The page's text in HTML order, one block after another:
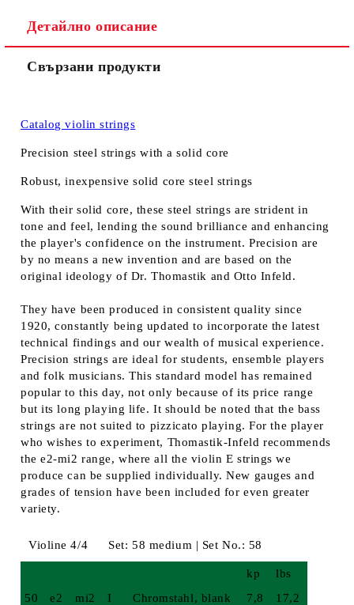
Детайлно описание
Свързани продукти
Catalog violin strings
Precision steel strings with a solid core
Robust, inexpensive solid core steel strings
With their solid core, these steel strings are strident in
tone and feel, lending the sound brilliance and enhancing
the player's confidence on the instrument. Precision are
by no means a new invention and are based on the
original ideology of Dr. Thomastik and Otto Infeld.
They have been produced in consistent quality since
1920, constantly being updated to incorporate the latest
technical findings and our wealth of musical experience.
Precision strings are ideal for students, ensemble players
and folk musicians. This standard model has remained
popular to this day, not only because of its price range
but its long playing life. It should be noted that the bass
strings are not suited to pizzicato playing. For the player
who wishes to experiment, Thomastik-Infeld recommends
the e2-mi2 range, where all the violin E strings we
produce can be supplied individually. New gauges and
grades of tension have been included for even greater
variety.
Violine 4/4 Set: 58 medium | Set No.: 58
kp
lbs
50
e2 mi2 I Chromstahl, blank 7,8
17,2